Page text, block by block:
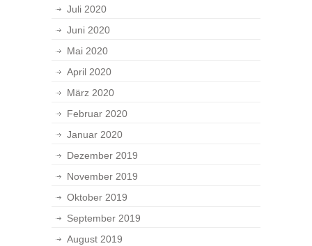
Juli 2020
Juni 2020
Mai 2020
April 2020
März 2020
Februar 2020
Januar 2020
Dezember 2019
November 2019
Oktober 2019
September 2019
August 2019